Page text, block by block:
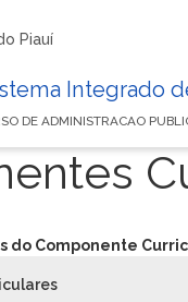
Piauí
Integrado
DE ADMINISTRACAO
do Componente